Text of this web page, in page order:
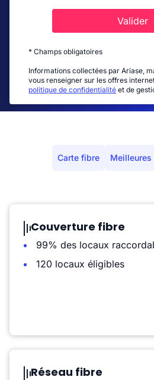
Valider
* Champs obligatoires
Informations collectées par Ariase,
vous renseigner sur les offres
politique de confidentialité et de
Carte fibre Meilleures
Couverture fibre
99% des locaux
120 locaux éligibles
Réseau fibre